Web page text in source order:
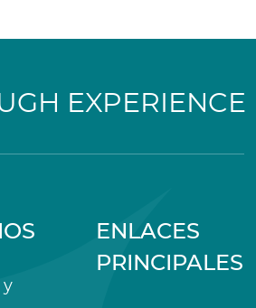
EXPERIENCE
y
ENLACES
PRINCIPALES